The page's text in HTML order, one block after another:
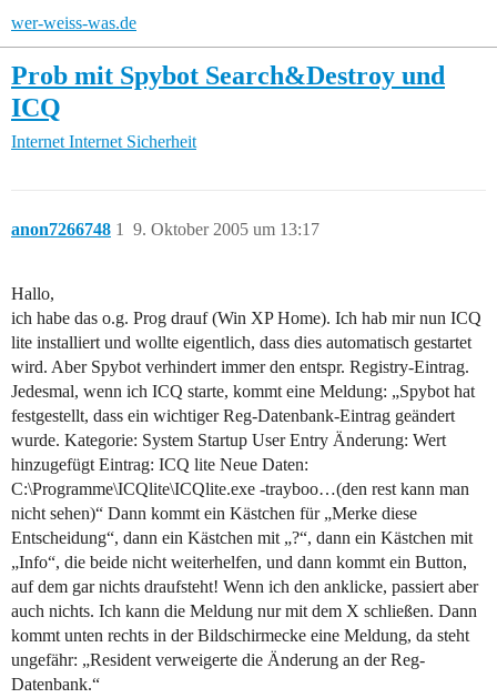
wer-weiss-was.de
Prob mit Spybot Search&Destroy und
ICQ
Internet Internet Sicherheit
anon7266748 9. Oktober 2005 um 13:17
1
Hallo,
ich habe das o.g. Prog drauf (Win XP Home). Ich hab mir nun ICQ
lite installiert und wollte eigentlich, dass dies automatisch gestartet
wird. Aber Spybot verhindert immer den entspr. Registry-Eintrag.
Jedesmal, wenn ich ICQ starte, kommt eine Meldung: „Spybot hat
festgestellt, dass ein wichtiger Reg-Datenbank-Eintrag geändert
wurde. Kategorie: System Startup User Entry Änderung: Wert
hinzugefügt Eintrag: ICQ lite Neue Daten:
C:\Programme\ICQlite\ICQlite.exe -trayboo…(den rest kann man
nicht sehen)“ Dann kommt ein Kästchen für „Merke diese
Entscheidung“, dann ein Kästchen mit „?“, dann ein Kästchen mit
„Info“, die beide nicht weiterhelfen, und dann kommt ein Button,
auf dem gar nichts draufsteht! Wenn ich den anklicke, passiert aber
auch nichts. Ich kann die Meldung nur mit dem X schließen. Dann
kommt unten rechts in der Bildschirmecke eine Meldung, da steht
ungefähr: „Resident verweigerte die Änderung an der Reg-
Datenbank.“